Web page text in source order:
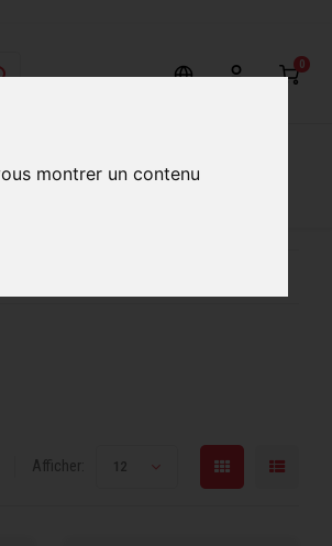
montrer un contenu
0
Afficher: 12